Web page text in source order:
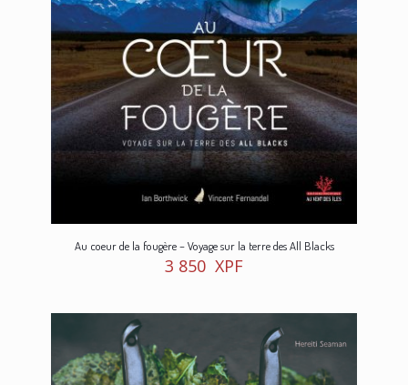
Au coeur de la fougère – Voyage sur la terre des All Blacks
3 850 XPF